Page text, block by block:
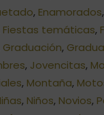
, Enamorados,
Fiestas temáticas,
Graduación,
, Jovencitas,
, Montaña,
, Niños, Novios,